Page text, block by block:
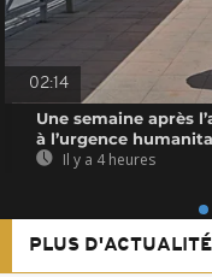
02:14
Une semaine après
à l’urgence
Il y a 4 heures
PLUS